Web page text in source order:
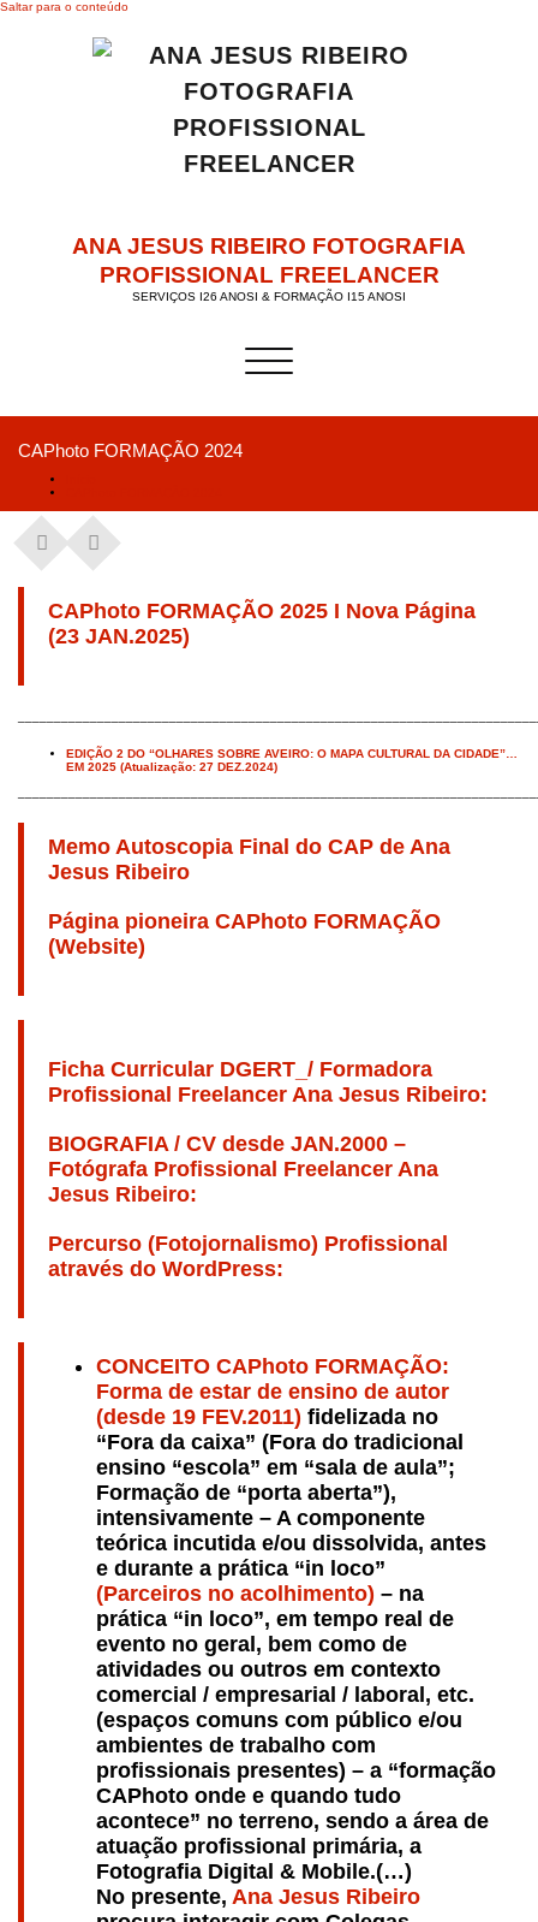
Saltar para o conteúdo
ANA JESUS RIBEIRO FOTOGRAFIA
PROFISSIONAL FREELANCER
SERVIÇOS I26 ANOSI & FORMAÇÃO I15 ANOSI
Alternar a navegação
CAPhoto FORMAÇÃO 2024
CAPhoto FORMAÇÃO 2025 I Nova Página
(23 JAN.2025)
EDIÇÃO 2 DO “OLHARES SOBRE AVEIRO: O MAPA CULTURAL DA CIDADE”…
EM 2025 (Atualização: 27 DEZ.2024)
Memo Autoscopia Final do CAP de Ana
Jesus Ribeiro
Página pioneira CAPhoto FORMAÇÃO
(Website)
Ficha Curricular DGERT_/ Formadora
Profissional Freelancer Ana Jesus Ribeiro:
BIOGRAFIA / CV desde JAN.2000 –
Fotógrafa Profissional Freelancer Ana
Jesus Ribeiro:
Percurso (Fotojornalismo) Profissional
através do WordPress:
CONCEITO CAPhoto FORMAÇÃO:
Forma de estar de ensino de autor
(desde 19 FEV.2011) fidelizada no
“Fora da caixa” (Fora do tradicional
ensino “escola” em “sala de aula”;
Formação de “porta aberta”),
intensivamente – A componente
teórica incutida e/ou dissolvida, antes
e durante a prática “in loco”
(Parceiros no acolhimento) – na
prática “in loco”, em tempo real de
evento no geral, bem como de
atividades ou outros em contexto
comercial / empresarial / laboral, etc.
(espaços comuns com público e/ou
ambientes de trabalho com
profissionais presentes) – a “formação
CAPhoto onde e quando tudo
acontece” no terreno, sendo a área de
atuação profissional primária, a
Fotografia Digital & Mobile.(…)
No presente, Ana Jesus Ribeiro